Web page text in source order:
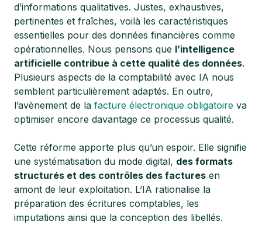
d’informations qualitatives. Justes, exhaustives,
pertinentes et fraîches, voilà les caractéristiques
essentielles pour des données financières comme
opérationnelles. Nous pensons que l’intelligence
artificielle contribue à cette qualité des données.
Plusieurs aspects de la comptabilité avec IA nous
semblent particulièrement adaptés. En outre,
l’avènement de la facture électronique obligatoire va
optimiser encore davantage ce processus qualité.
Cette réforme apporte plus qu’un espoir. Elle signifie
une systématisation du mode digital, des formats
structurés et des contrôles des factures en
amont de leur exploitation. L’IA rationalise la
préparation des écritures comptables, les
imputations ainsi que la conception des libellés.